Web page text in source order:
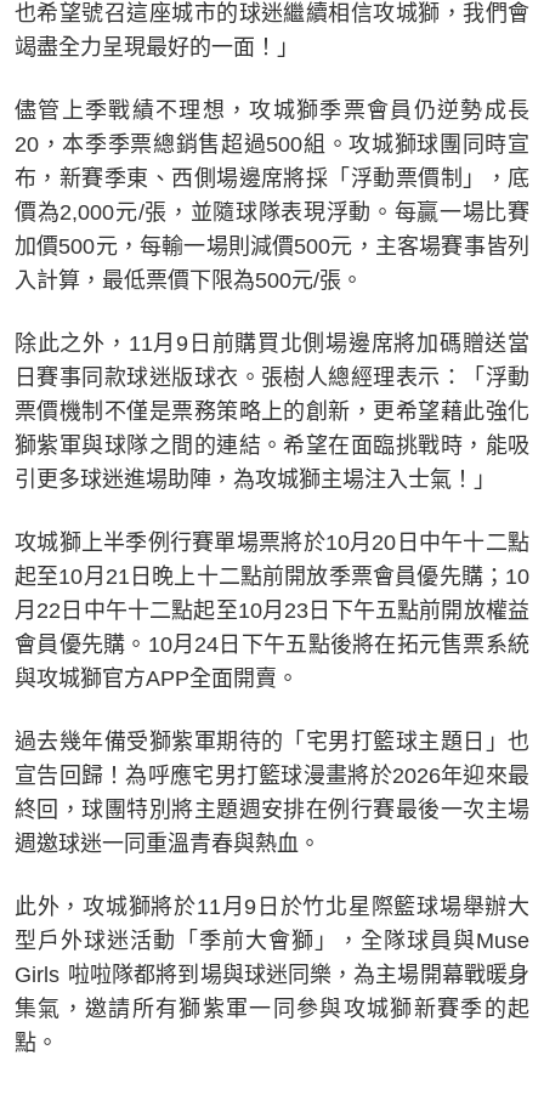
也希望號召這座城市的球迷繼續相信攻城獅，我們會
竭盡全力呈現最好的一面！」
儘管上季戰績不理想，攻城獅季票會員仍逆勢成長
20，本季季票總銷售超過500組。攻城獅球團同時宣
布，新賽季東、西側場邊席將採「浮動票價制」，底
價為2,000元/張，並隨球隊表現浮動。每贏一場比賽
加價500元，每輸一場則減價500元，主客場賽事皆列
入計算，最低票價下限為500元/張。
除此之外，11月9日前購買北側場邊席將加碼贈送當
日賽事同款球迷版球衣。張樹人總經理表示：「浮動
票價機制不僅是票務策略上的創新，更希望藉此強化
獅紫軍與球隊之間的連結。希望在面臨挑戰時，能吸
引更多球迷進場助陣，為攻城獅主場注入士氣！」
攻城獅上半季例行賽單場票將於10月20日中午十二點
起至10月21日晚上十二點前開放季票會員優先購；10
月22日中午十二點起至10月23日下午五點前開放權益
會員優先購。10月24日下午五點後將在拓元售票系統
與攻城獅官方APP全面開賣。
過去幾年備受獅紫軍期待的「宅男打籃球主題日」也
宣告回歸！為呼應宅男打籃球漫畫將於2026年迎來最
終回，球團特別將主題週安排在例行賽最後一次主場
週邀球迷一同重溫青春與熱血。
此外，攻城獅將於11月9日於竹北星際籃球場舉辦大
型戶外球迷活動「季前大會獅」，全隊球員與Muse
Girls 啦啦隊都將到場與球迷同樂，為主場開幕戰暖身
集氣，邀請所有獅紫軍一同參與攻城獅新賽季的起
點。